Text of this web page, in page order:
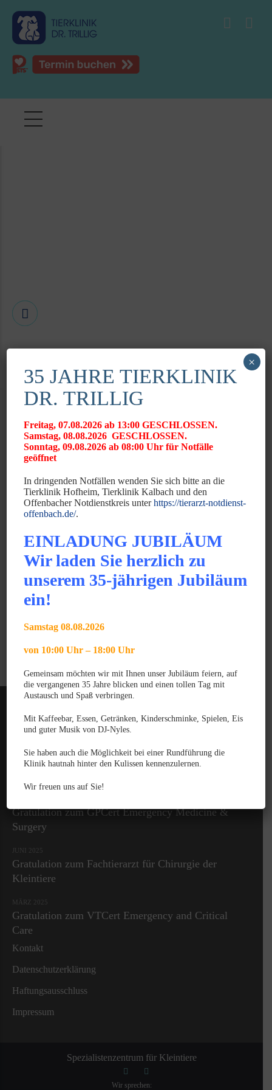
Kim Weber (geb. Frieß)
Tierärztin
GPCert Dentistry and Oral Surgery
Spezielle Arbeitsgebiete:
Zahnheilkunde
Intensiv- und Notfallmedizin
Allgemeinmedizin
2011 – 2017 Studium Tiermedizin an Justus-Liebig-
Universität Giessen
2017 Approbation zur Tierärztin
2017 Tierärztin in der Tierklinik Dr. Trillig
2023 Zusatzbezeichnung Zahnheilkunde beim Klein- und
Heimtier
News
Gratulation zum GPCert Emergency Medicine &
Surgery
JUNI 2025
Gratulation zum Fachtierarzt für Chirurgie der
Kleintiere
MÄRZ 2025
Gratulation zum VTCert Emergency and Critical
Care
Kontakt
Datenschutzerklärung
Haftungsausschluss
Impressum
Spezialistenzentrum für Kleintiere
Wir sprechen:
35 JAHRE TIERKLINIK
DR. TRILLIG
Freitag, 07.08.2026 ab 13:00 GESCHLOSSEN.
Samstag, 08.08.2026 GESCHLOSSEN.
Sonntag, 09.08.2026 ab 08:00 Uhr für Notfälle
geöffnet
In dringenden Notfällen wenden Sie sich bitte an die
Tierklinik Hofheim, Tierklinik Kalbach und den
Offenbacher Notdienstkreis unterhttps://tierarzt-notdienst-
offenbach.de/.
EINLADUNG JUBILÄUM
Wir laden Sie herzlich zu
unserem 35-jährigen Jubiläum
ein!
Samstag 08.08.2026
von 10:00 Uhr – 18:00 Uhr
Gemeinsam möchten wir mit Ihnen unser Jubiläum feiern, auf
die vergangenen 35 Jahre blicken und einen tollen Tag mit
Austausch und Spaß verbringen.
Mit Kaffeebar, Essen, Getränken, Kinderschminke, Spielen, Eis
und guter Musik von DJ-Nyles.
Sie haben auch die Möglichkeit bei einer Rundführung die
Klinik hautnah hinter den Kulissen kennenzulernen.
Wir freuen uns auf Sie!
×